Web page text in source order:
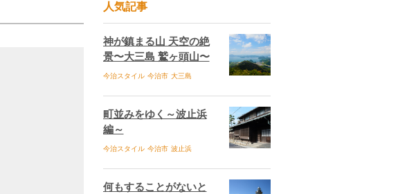
さいじょうイーブックス
いまばりイーブックス
かみじまイーブックス
Ehime ebooksとは
運営会社
よくある質問 サイトマップ
お問い合せ
個人情報保護方針
セキュリティポリシー
人気記事
神が鎮まる山 天空の絶
景〜大三島 鷲ヶ頭山〜
今治スタイル 今治市 大三島
町並みをゆく～波止浜
編～
今治スタイル 今治市 波止浜
何もすることがないと